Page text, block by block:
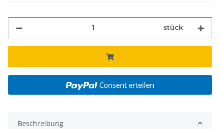
stück
Consent erteilen
Beschreibung